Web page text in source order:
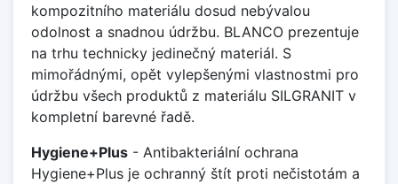
kompozitního materiálu dosud nebývalou
odolnost a snadnou údržbu. BLANCO prezentuje
na trhu technicky jedinečný materiál. S
mimořádnými, opět vylepšenými vlastnostmi pro
údržbu všech produktů z materiálu SILGRANIT v
kompletní barevné řadě.
Hygiene+Plus - Antibakteriální ochrana
Hygiene+Plus je ochranný štít proti nečistotám a